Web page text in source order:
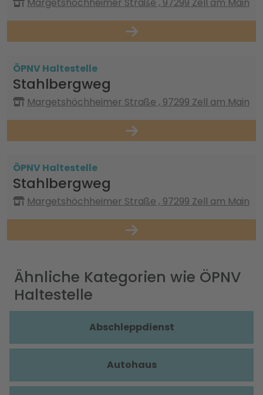
ÖPNV Haltestelle
Stahlbergweg
Margetshöchheimer Straße , 97299 Zell am Main
ÖPNV Haltestelle
Stahlbergweg
Margetshöchheimer Straße , 97299 Zell am Main
Ähnliche Kategorien wie ÖPNV
Haltestelle
Abschleppdienst
Autohaus